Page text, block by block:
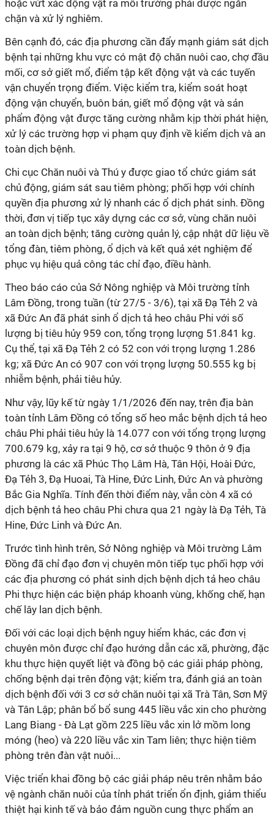
hoặc vứt xác động vật ra môi trường phải được ngăn
chặn và xử lý nghiêm.
Bên cạnh đó, các địa phương cần đẩy mạnh giám sát dịch
bệnh tại những khu vực có mật độ chăn nuôi cao, chợ đầu
mối, cơ sở giết mổ, điểm tập kết động vật và các tuyến
vận chuyển trọng điểm. Việc kiểm tra, kiểm soát hoạt
động vận chuyển, buôn bán, giết mổ động vật và sản
phẩm động vật được tăng cường nhằm kịp thời phát hiện,
xử lý các trường hợp vi phạm quy định về kiểm dịch và an
toàn dịch bệnh.
Chi cục Chăn nuôi và Thú y được giao tổ chức giám sát
chủ động, giám sát sau tiêm phòng; phối hợp với chính
quyền địa phương xử lý nhanh các ổ dịch phát sinh. Đồng
thời, đơn vị tiếp tục xây dựng các cơ sở, vùng chăn nuôi
an toàn dịch bệnh; tăng cường quản lý, cập nhật dữ liệu về
tổng đàn, tiêm phòng, ổ dịch và kết quả xét nghiệm để
phục vụ hiệu quả công tác chỉ đạo, điều hành.
Theo báo cáo của Sở Nông nghiệp và Môi trường tỉnh
Lâm Đồng, trong tuần (từ 27/5 - 3/6), tại xã Đạ Tẻh 2 và
xã Đức An đã phát sinh ổ dịch tả heo châu Phi với số
lượng bị tiêu hủy 959 con, tổng trọng lượng 51.841 kg.
Cụ thể, tại xã Đạ Tẻh 2 có 52 con với trọng lượng 1.286
kg; xã Đức An có 907 con với trọng lượng 50.555 kg bị
nhiễm bệnh, phải tiêu hủy.
Như vậy, lũy kế từ ngày 1/1/2026 đến nay, trên địa bàn
toàn tỉnh Lâm Đồng có tổng số heo mắc bệnh dịch tả heo
châu Phi phải tiêu hủy là 14.077 con với tổng trọng lượng
700.679 kg, xảy ra tại 9 hộ, cơ sở thuộc 9 thôn ở 9 địa
phương là các xã Phúc Thọ Lâm Hà, Tân Hội, Hoài Đức,
Đạ Tẻh 3, Đạ Huoai, Tà Hine, Đức Linh, Đức An và phường
Bắc Gia Nghĩa. Tính đến thời điểm này, vẫn còn 4 xã có
dịch bệnh tả heo châu Phi chưa qua 21 ngày là Đạ Tẻh, Tà
Hine, Đức Linh và Đức An.
Trước tình hình trên, Sở Nông nghiệp và Môi trường Lâm
Đồng đã chỉ đạo đơn vị chuyên môn tiếp tục phối hợp với
các địa phương có phát sinh dịch bệnh dịch tả heo châu
Phi thực hiện các biện pháp khoanh vùng, khống chế, hạn
chế lây lan dịch bệnh.
Đối với các loại dịch bệnh nguy hiểm khác, các đơn vị
chuyên môn được chỉ đạo hướng dẫn các xã, phường, đặc
khu thực hiện quyết liệt và đồng bộ các giải pháp phòng,
chống bệnh dại trên động vật; kiểm tra, đánh giá an toàn
dịch bệnh đối với 3 cơ sở chăn nuôi tại xã Trà Tân, Sơn Mỹ
và Tân Lập; phân bổ bổ sung 445 liều vắc xin cho phường
Lang Biang - Đà Lạt gồm 225 liều vắc xin lở mồm long
móng (heo) và 220 liều vắc xin Tam liên; thực hiện tiêm
phòng trên đàn vật nuôi...
Việc triển khai đồng bộ các giải pháp nêu trên nhằm bảo
vệ ngành chăn nuôi của tỉnh phát triển ổn định, giảm thiểu
thiệt hại kinh tế và bảo đảm nguồn cung thực phẩm an